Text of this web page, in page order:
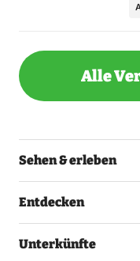
Alle
Sehen & erleben
Entdecken
Unterkünfte